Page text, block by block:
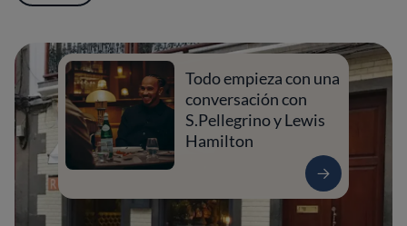
Todo empieza con una
conversación con
S.Pellegrino y Lewis
Hamilton